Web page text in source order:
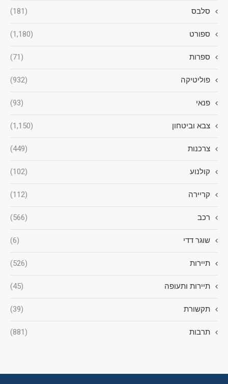
סלבס (181)
ספורט (1,180)
ספרות (71)
פוליטיקה (932)
פנאי (93)
צבא וביטחון (1,150)
צרכנות (449)
קולנוע (102)
קריירה (112)
רכב (566)
שוגר דדי (6)
תיירות (526)
תיירות ותעופה (45)
תקשורת (39)
תרבות (881)